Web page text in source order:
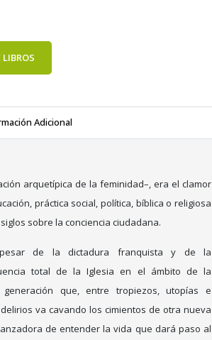
LIBROS
Adicional
arquetípica de la feminidad–, era el clamor
práctica social, política, bíblica o religiosa
sobre la conciencia ciudadana.
de la dictadura franquista y de la
total de la Iglesia en el ámbito de la
que, entre tropiezos, utopías e
va cavando los cimientos de otra nueva
de entender la vida que dará paso al